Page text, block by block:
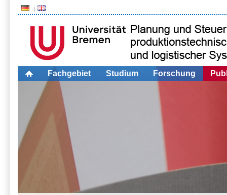
Fachgebiet Studium Forschung